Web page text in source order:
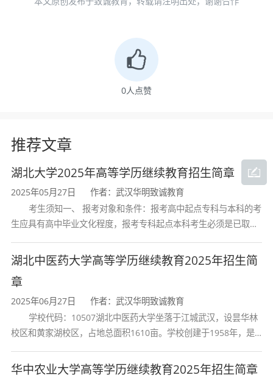
水平教学研究型大学而不懈奋斗。
专业名称
高起
1
2
国际经济与贸
易
2.5 业余
3 物流管理 2.5 业余
4 会计 2.5 业余
机电一体化技
术
2.5
6
计算机应用技
2.5 业余
0人点赞
推荐文章
湖北大学2025年高等学历继续教育招生简章
2025年05月27日
作者：武汉华明致诚教育
考生须知一、 报考对象和条件：报考高中起点专科与本科的考
生应具有高中毕业文化程度，报考专科起点本科考生必须是已取得
构颁发的大学专科毕业证书的人
湖北中医药大学高等学历继续教育2025年招生简
章
2025年06月27日
作者：武汉华明致诚教育
学校代码：10507湖北中医药大学坐落于江城武汉，设昙华林
校区和黄家湖校区，占地总面积1610亩。学校创建于1958年，是
育和最早开办中医研究
华中农业大学高等学历继续教育2025年招生简章